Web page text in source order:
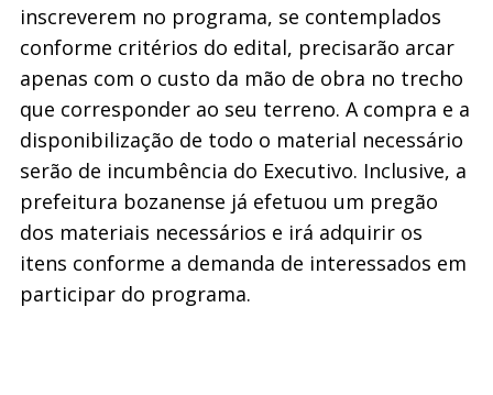
inscreverem no programa, se contemplados
conforme critérios do edital, precisarão arcar
apenas com o custo da mão de obra no trecho
que corresponder ao seu terreno. A compra e a
disponibilização de todo o material necessário
serão de incumbência do Executivo. Inclusive, a
prefeitura bozanense já efetuou um pregão
dos materiais necessários e irá adquirir os
itens conforme a demanda de interessados em
participar do programa.